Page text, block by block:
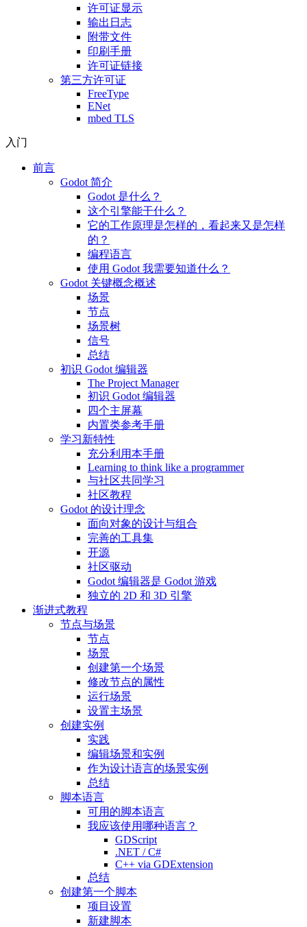
许可证显示
输出日志
附带文件
印刷手册
许可证链接
第三方许可证
FreeType
ENet
mbed TLS
入门
前言
Godot 简介
Godot 是什么？
这个引擎能干什么？
它的工作原理是怎样的，看起来又是怎样
的？
编程语言
使用 Godot 我需要知道什么？
Godot 关键概念概述
场景
节点
场景树
信号
总结
初识 Godot 编辑器
The Project Manager
初识 Godot 编辑器
四个主屏幕
内置类参考手册
学习新特性
充分利用本手册
Learning to think like a programmer
与社区共同学习
社区教程
Godot 的设计理念
面向对象的设计与组合
完善的工具集
开源
社区驱动
Godot 编辑器是 Godot 游戏
独立的 2D 和 3D 引擎
渐进式教程
节点与场景
节点
场景
创建第一个场景
修改节点的属性
运行场景
设置主场景
创建实例
实践
编辑场景和实例
作为设计语言的场景实例
总结
脚本语言
可用的脚本语言
我应该使用哪种语言？
GDScript
.NET / C#
C++ via GDExtension
总结
创建第一个脚本
项目设置
新建脚本